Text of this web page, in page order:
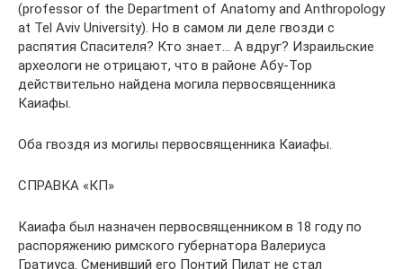
(professor of the Department of Anatomy and Anthropology
at Tel Aviv University). Но в самом ли деле гвозди с
распятия Спасителя? Кто знает… А вдруг? Израильские
археологи не отрицают, что в районе Абу-Тор
действительно найдена могила первосвященника
Каиафы.
Оба гвоздя из могилы первосвященника Каиафы.
СПРАВКА «КП»
Каиафа был назначен первосвященником в 18 году по
распоряжению римского губернатора Валериуса
Гратиуса. Сменивший его Понтий Пилат не стал